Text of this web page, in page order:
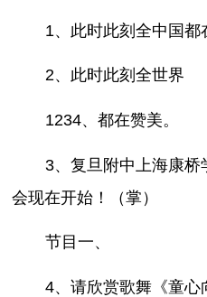
1、此时此刻全中国都
2、此时此刻全世界
1234、都在赞美。
3、复旦附中上海康桥
会现在开始！（掌）
节目一、
4、请欣赏歌舞《童心